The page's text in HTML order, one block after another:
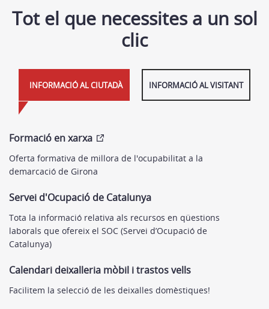
Tot el que necessites a un sol
clic
INFORMACIÓ AL CIUTADÀ INFORMACIÓ AL VISITANT
Formació en xarxa
Oferta formativa de millora de l'ocupabilitat a la
demarcació de Girona
Servei d'Ocupació de Catalunya
Tota la informació relativa als recursos en qüestions
laborals que ofereix el SOC (Servei d’Ocupació de
Catalunya)
Calendari deixalleria mòbil i trastos vells
Facilitem la selecció de les deixalles domèstiques!